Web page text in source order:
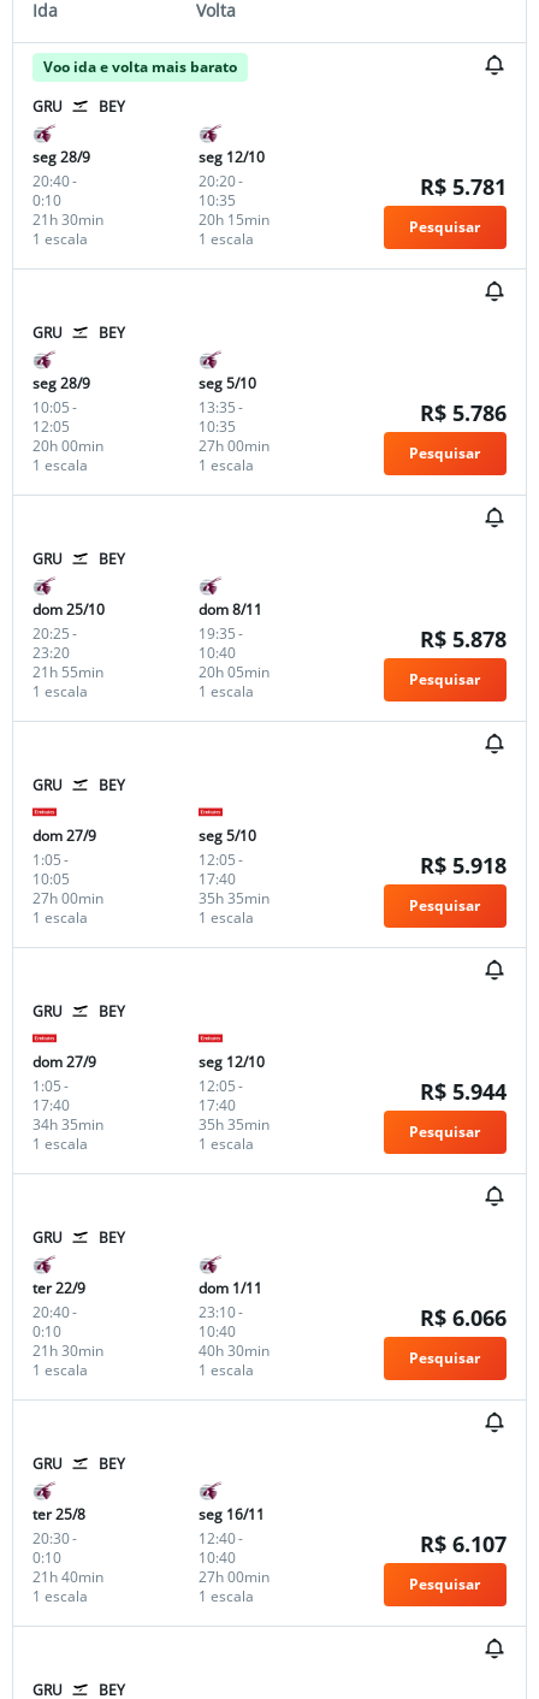
Ida Volta
Voo ida e volta mais barato
GRU
BEY
seg 28/9
20:40-
0:10
1 escala
21h 30min
seg 12/10
20:20-
10:35
1 escala
20h 15min
R$ 5.781
Pesquisar
GRU BEY
seg 28/9
10:05-
12:05
1 escala
20h 00min
seg 5/10
13:35-
10:35
1 escala
27h 00min
R$ 5.786
Pesquisar
GRU BEY
dom 25/10
20:25-
23:20
1 escala
21h 55min
dom 8/11
19:35-
10:40
1 escala
20h 05min
R$ 5.878
Pesquisar
GRU BEY
dom 27/9
1:05-
10:05
1 escala
27h 00min
seg 5/10
12:05-
17:40
1 escala
35h 35min
R$ 5.918
Pesquisar
GRU BEY
dom 27/9
1:05-
17:40
1 escala
34h 35min
seg 12/10
12:05-
17:40
1 escala
35h 35min
R$ 5.944
Pesquisar
GRU BEY
ter 22/9
20:40-
0:10
1 escala
21h 30min
dom 1/11
23:10-
10:40
1 escala
40h 30min
R$ 6.066
Pesquisar
GRU BEY
ter 25/8
20:30-
0:10
1 escala
21h 40min
seg 16/11
12:40-
10:40
1 escala
27h 00min
R$ 6.107
Pesquisar
GRU BEY